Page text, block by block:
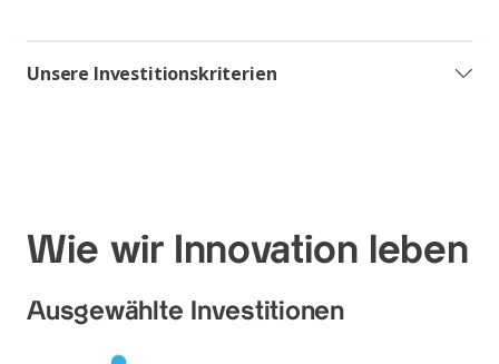
Unsere Investitionskriterien
Wie wir Innovation leben
Ausgewählte Investitionen